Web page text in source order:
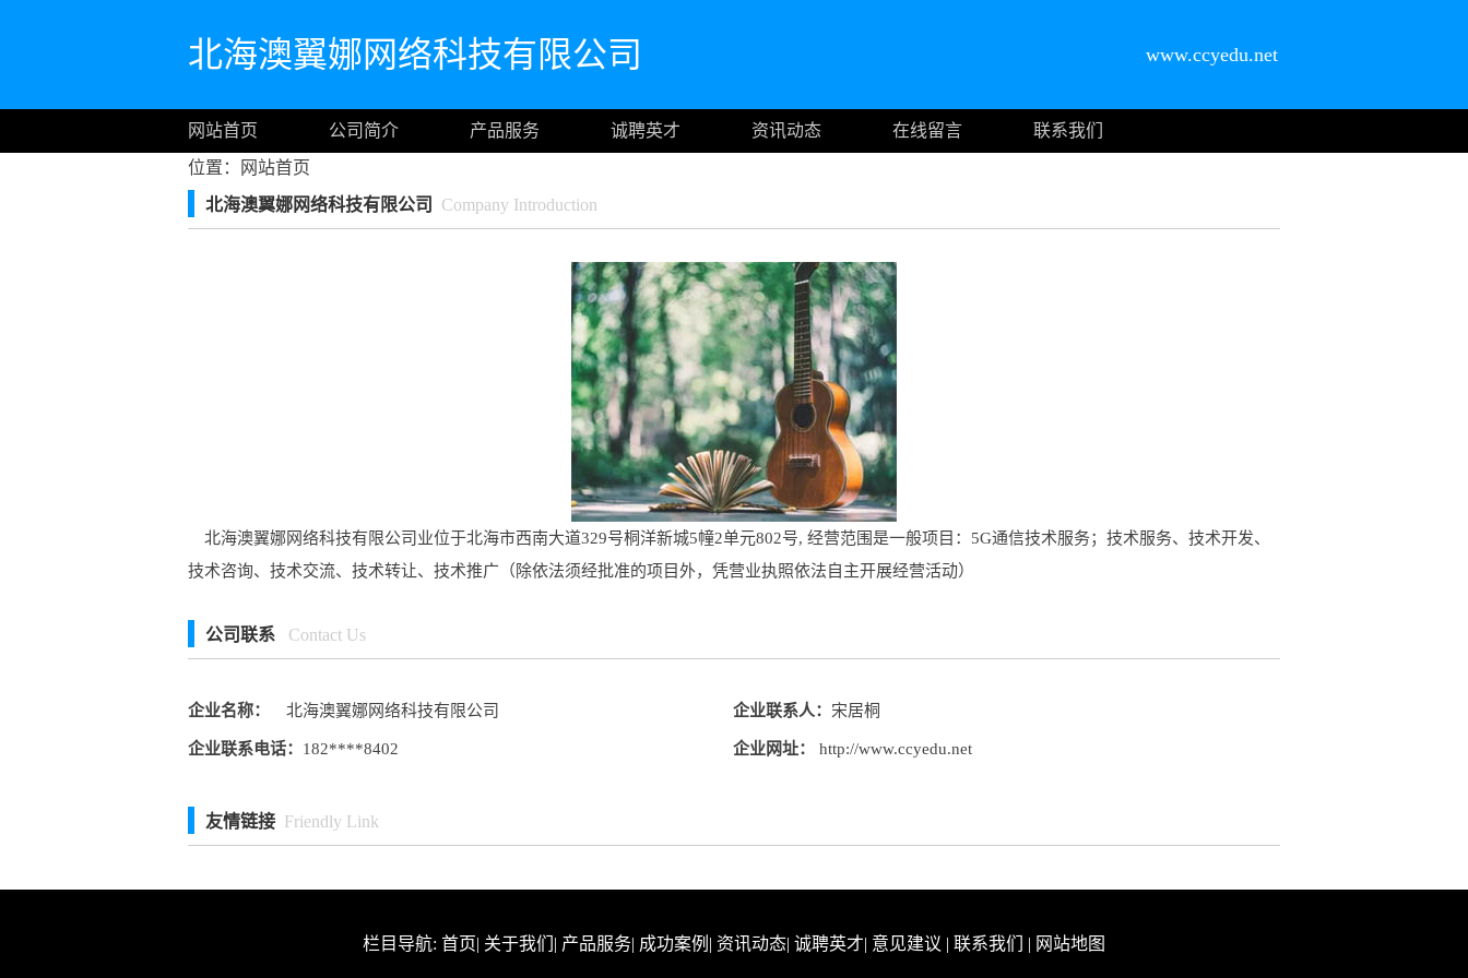
北海澳翼娜网络科技有限公司 www.ccyedu.net
网站首页 公司简介 产品服务 诚聘英才 资讯动态 在线留言
联系我们
位置：
网站首页
北海澳翼娜网络科技有限公司
Company Introduction
北海澳翼娜网络科技有限公司业位于北海市西南大道329号桐洋新城5幢2单元802号, 经营范围是一般项目：5G通信技术服务；技术服务、技术开发、
技术咨询、技术交流、技术转让、技术推广（除依法须经批准的项目外，凭营业执照依法自主开展经营活动）
公司联系 Contact Us
企业名称： 北海澳翼娜网络科技有限公司 企业联系人： 宋居桐
企业联系电话： 182****8402 企业网址： http://www.ccyedu.net
友情链接 Friendly Link
栏目导航: 首页| 关于我们 | 产品服务| 成功案例 | 资讯动态| 诚聘英才| 意见建议 | 联系我们 | 网站地图